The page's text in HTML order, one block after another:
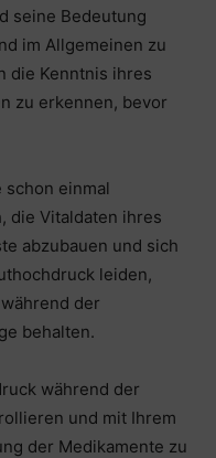
seine Bedeutung
im Allgemeinen zu
die Kenntnis ihres
zu erkennen, bevor
einmal
die Vitaldaten ihres
abzubauen und sich
leiden,
der
behalten.
während der
und mit Ihrem
der Medikamente zu